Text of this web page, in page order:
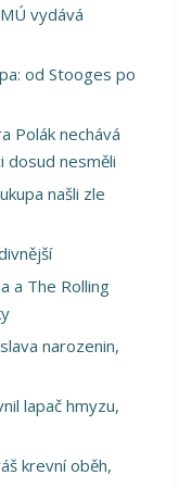
vydává
od Stooges po
Polák nechává
dosud nesměli
našli zle
a The Rolling
narozenin,
lapač hmyzu,
krevní oběh,